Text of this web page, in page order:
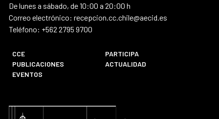
De lunes a sábado, de 10:00 a 20:00 h
Correo electrónico: recepcion.cc.chile@aecid.es
Teléfono: +562 2795 9700
CCE
PARTICIPA
PUBLICACIONES
ACTUALIDAD
EVENTOS